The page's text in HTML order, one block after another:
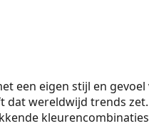
een eigen stijl en
wereldwijd trends